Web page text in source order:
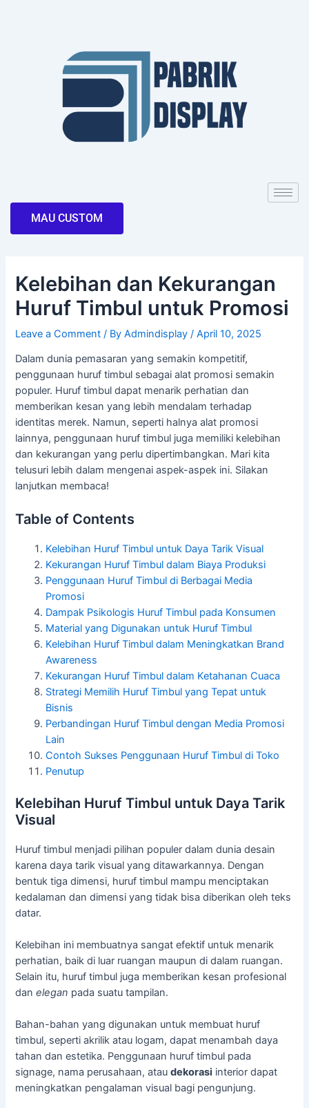
MAU CUSTOM
Kelebihan dan Kekurangan
Huruf Timbul untuk Promosi
Leave a Comment / ByAdmindisplay/April 10, 2025
Dalam dunia pemasaran yang semakin kompetitif,
penggunaan huruf timbul sebagai alat promosi semakin
populer. Huruf timbul dapat menarik perhatian dan
memberikan kesan yang lebih mendalam terhadap
identitas merek. Namun, seperti halnya alat promosi
lainnya, penggunaan huruf timbul juga memiliki kelebihan
dan kekurangan yang perlu dipertimbangkan. Mari kita
telusuri lebih dalam mengenai aspek-aspek ini. Silakan
lanjutkan membaca!
Table of Contents
Kelebihan Huruf Timbul untuk Daya Tarik Visual
Kekurangan Huruf Timbul dalam Biaya Produksi
Penggunaan Huruf Timbul di Berbagai Media
Promosi
Dampak Psikologis Huruf Timbul pada Konsumen
Material yang Digunakan untuk Huruf Timbul
Kelebihan Huruf Timbul dalam Meningkatkan Brand
Awareness
Kekurangan Huruf Timbul dalam Ketahanan Cuaca
Strategi Memilih Huruf Timbul yang Tepat untuk
Bisnis
Perbandingan Huruf Timbul dengan Media Promosi
Lain
Contoh Sukses Penggunaan Huruf Timbul di Toko
Penutup
Kelebihan Huruf Timbul untuk Daya Tarik
Visual
Huruf timbul menjadi pilihan populer dalam dunia desain
karena daya tarik visual yang ditawarkannya. Dengan
bentuk tiga dimensi, huruf timbul mampu menciptakan
kedalaman dan dimensi yang tidak bisa diberikan oleh teks
datar.
Kelebihan ini membuatnya sangat efektif untuk menarik
perhatian, baik di luar ruangan maupun di dalam ruangan.
Selain itu, huruf timbul juga memberikan kesan profesional
danelegan pada suatu tampilan.
Bahan-bahan yang digunakan untuk membuat huruf
timbul, seperti akrilik atau logam, dapat menambah daya
tahan dan estetika. Penggunaan huruf timbul pada
signage, nama perusahaan, ataudekorasi interior dapat
meningkatkan pengalaman visual bagi pengunjung.